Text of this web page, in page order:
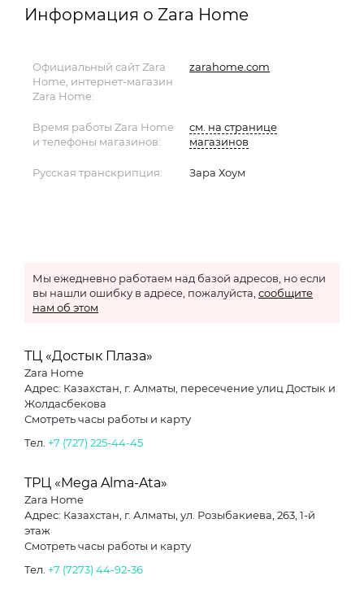
Информация о Zara Home
Официальный сайт Zara
Home, интернет-магазин
Zara Home:
zarahome.com
Время работы Zara Home
и телефоны магазинов:
см. на странице
магазинов
Русская транскрипция: Зара Хоум
Мы ежедневно работаем над базой адресов, но если
вы нашли ошибку в адресе, пожалуйста, сообщите
нам об этом
ТЦ «Достык Плаза»
Zara Home
Адрес: Казахстан, г. Алматы, пересечение улиц Достык и
Жолдасбекова
Смотреть часы работы и карту
Тел. +7 (727) 225-44-45
ТРЦ «Mega Alma-Ata»
Zara Home
Адрес: Казахстан, г. Алматы, ул. Розыбакиева, 263, 1-й
этаж
Смотреть часы работы и карту
Тел. +7 (7273) 44-92-36